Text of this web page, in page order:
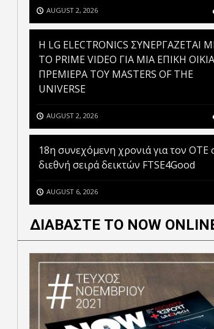
AUGUST 2, 2026
H LG ELECTRONICS ΣΥΝΕΡΓΑΖΕΤΑΙ
ΤΟ PRIME VIDEO ΓΙΑ ΜΙΑ ΕΠΙΚΗ
ΠΡΕΜΙΕΡΑ ΤΟΥ MASTERS OF THE
UNIVERSE
AUGUST 2, 2026
18η συνεχόμενη χρονιά για τον ΟΤΕ
διεθνή σειρά δεικτών FTSE4Good
AUGUST 6, 2026
ΔΙΑΒΑΣΤΕ ΤΟ NOW